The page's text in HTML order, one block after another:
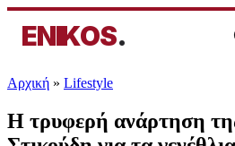
ENIKOS.
Αρχική » Lifestyle
Η τρυφερή ανάρτηση